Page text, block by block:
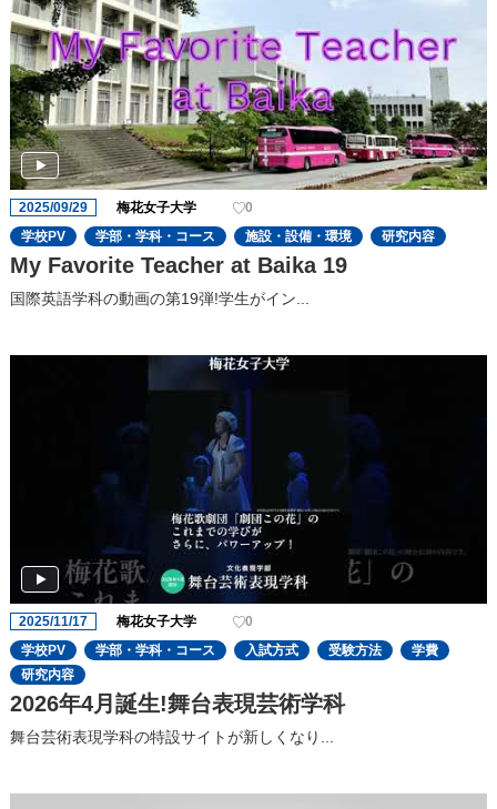
2025/09/29 梅花女子大学
0
学校PV
学部・学科・コース 施設・設備・環境 研究内容
My Favorite Teacher at Baika 19
国際英語学科の動画の第19弾!学生がイン...
2025/11/17 梅花女子大学
0
学校PV
学部・学科・コース 入試方式 受験方法
学費
研究内容
2026年4月誕生!舞台表現芸術学科
舞台芸術表現学科の特設サイトが新しくなり...